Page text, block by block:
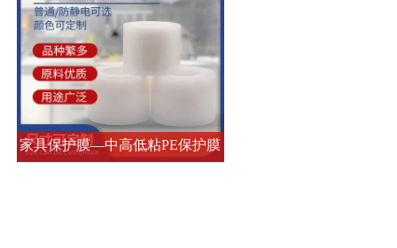
家具保护膜—中高低粘PE保护膜